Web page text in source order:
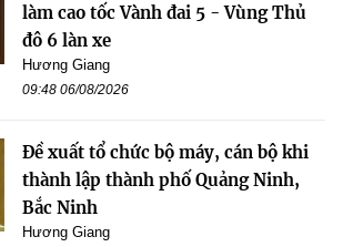
làm cao tốc Vành đai 5 - Vùng Thủ
đô 6 làn xe
Hương Giang
09:48 06/08/2026
Đề xuất tổ chức bộ máy, cán bộ khi
thành lập thành phố Quảng Ninh,
Bắc Ninh
Hương Giang